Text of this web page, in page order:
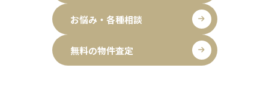
お悩み・各種相談
無料の物件査定